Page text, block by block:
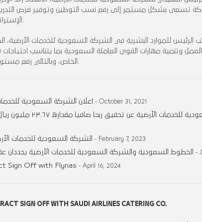
تسعى بشكل مستمر إلى رفع نسب التوطين وتوفير فرص التدريب
الرئيس للموارد البشرية في الشركة السعودية للخدمات
العمل وتنمية مهارات القوى العاملة السعودية بما يتناسب
اعلان الشركة السعودية - October 31, 2021
تُعلن الشركة
الشركة السعودية للخدمات - February 7, 2023
الخطوط السعودية والشركة السعودية للخدمات الأرضية يجددان -
Sign Off with Flynas - April 16, 2024
SIGN OFF WITH SAUDI AIRLINES CATERING CO.